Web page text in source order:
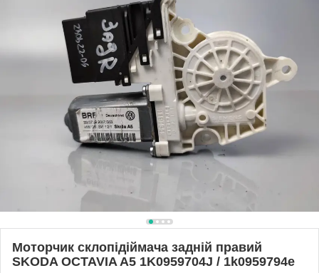
Моторчик склопідіймача задній правий
SKODA OCTAVIA A5 1K0959704J / 1k0959794e